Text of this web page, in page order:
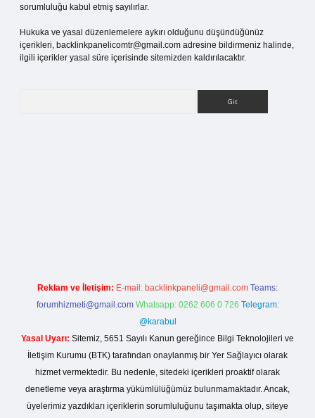
sorumluluğu kabul etmiş sayılırlar.
Hukuka ve yasal düzenlemelere aykırı olduğunu düşündüğünüz
içerikleri, backlinkpanelicomtr@gmail.com adresine bildirmeniz halinde,
ilgili içerikler yasal süre içerisinde sitemizden kaldırılacaktır.
Reklam ve İletişim: E-mail: backlinkpaneli@gmail.com Teams:
forumhizmeti@gmail.com Whatsapp: 0262 606 0 726 Telegram:
@karabul
Yasal Uyarı: Sitemiz, 5651 Sayılı Kanun gereğince Bilgi Teknolojileri ve
İletişim Kurumu (BTK) tarafından onaylanmış bir Yer Sağlayıcı olarak
hizmet vermektedir. Bu nedenle, sitedeki içerikleri proaktif olarak
denetleme veya araştırma yükümlülüğümüz bulunmamaktadır. Ancak,
üyelerimiz yazdıkları içeriklerin sorumluluğunu taşımakta olup, siteye